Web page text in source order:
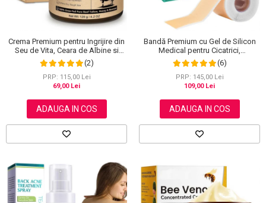
Crema Premium pentru Ingrijire din
Seu de Vita, Ceara de Albine si
Miere, 100% Naturala, NOVA
KISS®, 120 g
(2)
PRP: 115,00 Lei
69,00 Lei
ADAUGA IN COS
Bandă Premium cu Gel de Silicon
Medical pentru Cicatrici,
Reutilizabilă, NOVA KISS®, 4 cm x
1.5 m
(6)
PRP: 145,00 Lei
109,00 Lei
ADAUGA IN COS